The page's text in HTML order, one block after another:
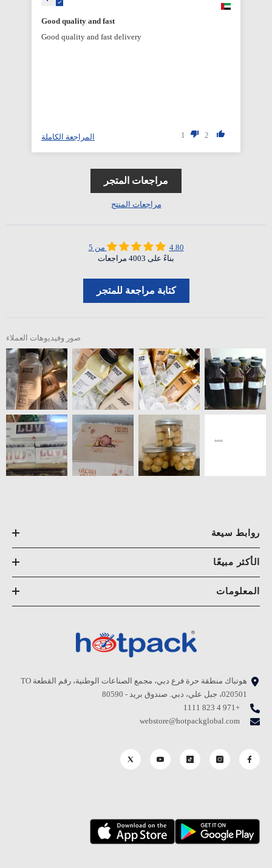
Good quality and fast
Good quality and fast delivery
2
1 المراجعة الكاملة
مراجعات المتجر
مراجعات المنتج
4.80 من 5
بناءً على 4003 مراجعات
كتابة مراجعة للمتجر
صور وفيديوهات العملاء
روابط سيعة
الأكثر مبيعًا
المعلومات
هوتباك منطقة حرة فرع دبي، مجمع الصناعات الوطنية، رقم القطعة TO
020501، جبل علي، دبي. صندوق بريد - 80590
+971 4 823 1111
webstore@hotpackglobal.com